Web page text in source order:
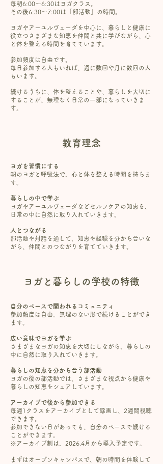
毎朝6:00〜6:30はヨガクラス。
その後6:30〜7:00は「部活動」の時間。
ヨガやアーユルヴェーダを中心に、暮らしと健康に
役立つさまざまな知恵を仲間と共に学びながら、心
と体を整える時間を育てています。
参加頻度は自由です。
毎日参加する人もいれば、週に数回や月に数回の人
もいます。
続けるうちに、 体を整えることや、暮らしを大切に
することが、 無理なく日常の一部になっていきま
す。
教育理念
ヨガを習慣にする
朝のヨガと呼吸法で、心と体を整える時間を持ちま
す。
暮らしの中で学ぶ
ヨガやアーユルヴェーダなどセルフケアの知恵を、
日常の中に自然に取り入れていきます。
人とつながる
部活動や対話を通して、知恵や経験を分かち合いな
がら、仲間とのつながりを育てていきます。
ヨガと暮らしの学校の特徴
自分のペースで関われるコミュニティ
参加頻度は自由。無理のない形で続けることができ
ます。
広い意味でヨガを学ぶ
さまざまなヨガの知恵を大切にしながら、暮らしの
中に自然に取り入れていきます。
暮らしの知恵を分かち合う部活動
ヨガの後の部活動では、さまざまな視点から健康や
暮らしの知恵をシェアしています。
アーカイブで後から参加できる
毎週1クラスをアーカイブとして録画し、2週間視聴
できます。
参加できない日があっても、自分のペースで続ける
ことができます。
※アーカイブ制は、2026.4月から導入予定です。
まずはオープンキャンパスで、朝の時間を体験して